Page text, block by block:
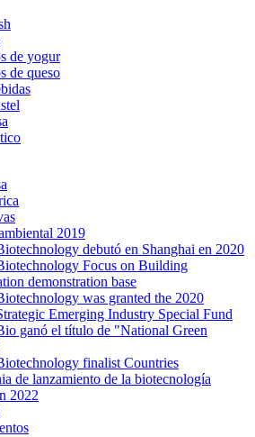
de yogur
de queso
2019
debutó en Shanghai en 2020
Focus on Building
demonstration base
was granted the 2020
Emerging Industry Special Fund
ganó el título de "National Green
finalist Countries
de lanzamiento de la biotecnología
2022